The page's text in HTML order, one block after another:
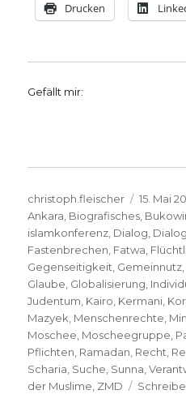
Drucken
Gefällt mir:
Autor
christoph.fleischer
am
15. Mai
Ankara, Biografisches,
islamkonferenz, Dialog,
Fastenbrechen, Fatwa,
Gegenseitigkeit, Gemeinnutz,
Glaube, Globalisierung,
Judentum, Kairo, Kermani,
Mazyek, Menschenrechte,
Moschee, Moscheegruppe,
Pflichten, Ramadan, Recht,
Scharia, Suche, Sunna,
der Muslime, ZMD